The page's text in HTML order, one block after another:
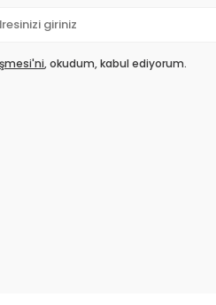
, okudum, kabul ediyorum.